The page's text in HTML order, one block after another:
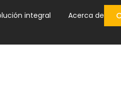
integral Acerca de